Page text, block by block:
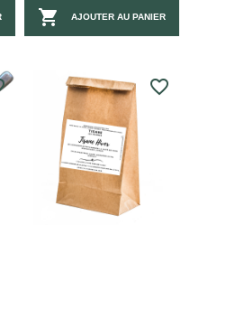
 AJOUTER AU PANIER
favorite_border